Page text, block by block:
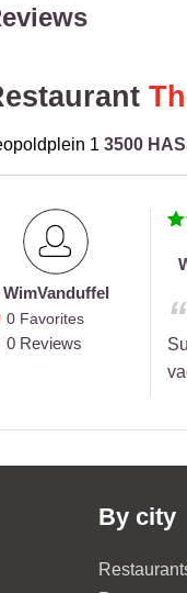
1 3500
Wim
Vanduffel
WimVanduffel
0 Favorites
0 Reviews
By city